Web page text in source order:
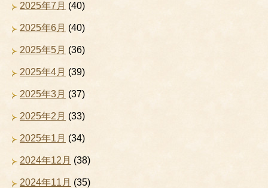
2025年7月 (40)
2025年6月 (40)
2025年5月 (36)
2025年4月 (39)
2025年3月 (37)
2025年2月 (33)
2025年1月 (34)
2024年12月 (38)
2024年11月 (35)